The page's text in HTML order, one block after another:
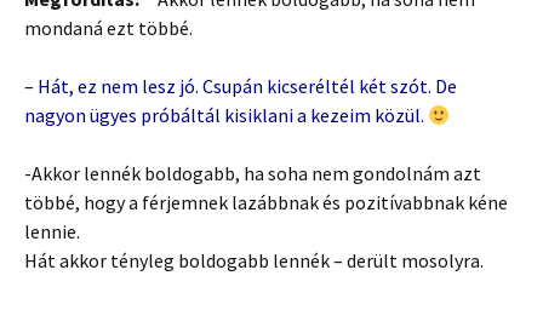
mondaná ezt többé.
– Hát, ez nem lesz jó. Csupán kicseréltél két szót. De
nagyon ügyes próbáltál kisiklani a kezeim közül.
-Akkor lennék boldogabb, ha soha nem gondolnám azt
többé, hogy a férjemnek lazábbnak és pozitívabbnak kéne
lennie.
Hát akkor tényleg boldogabb lennék – derült mosolyra.